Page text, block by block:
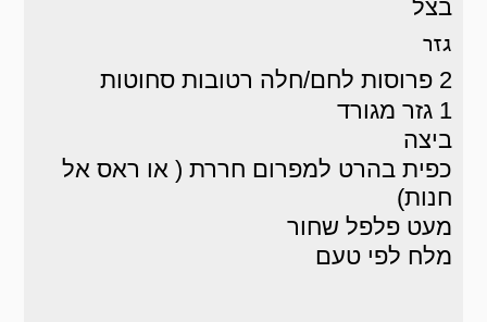
בצל
גזר
2 פרוסות לחם/חלה רטובות סחוטות
1 גזר מגורד
ביצה
כפית בהרט למפרום חררת ( או ראס אל
חנות)
מעט פלפל שחור
מלח לפי טעם